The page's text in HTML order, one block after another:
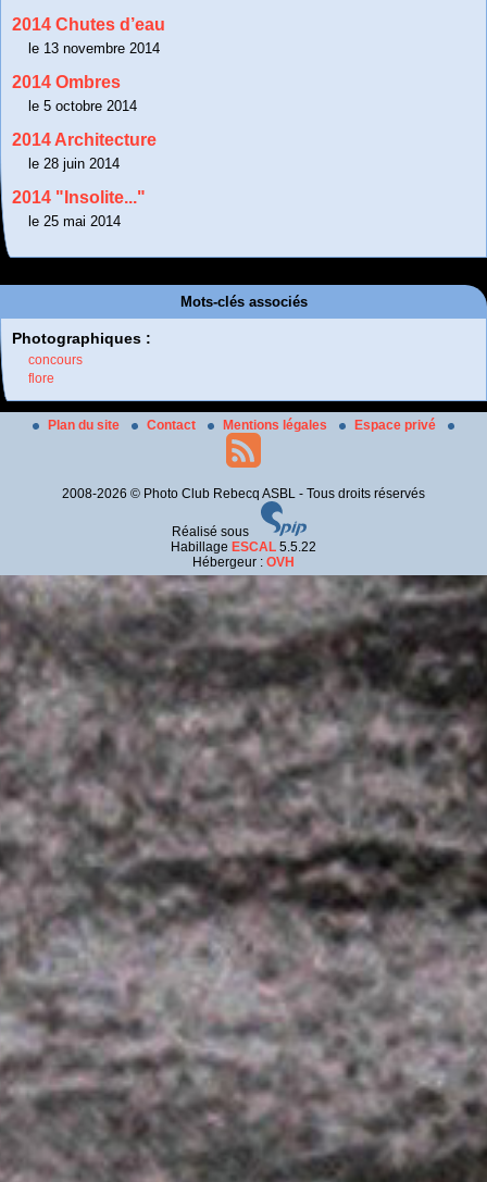
2014 Chutes d’eau
le 13 novembre 2014
2014 Ombres
le 5 octobre 2014
2014 Architecture
le 28 juin 2014
2014 "Insolite..."
le 25 mai 2014
Mots-clés associés
Photographiques :
concours
flore
Plan du site Contact Mentions légales Espace privé
2008-2026 © Photo Club Rebecq ASBL - Tous droits réservés
Réalisé sous
Habillage ESCAL 5.5.22
Hébergeur : OVH